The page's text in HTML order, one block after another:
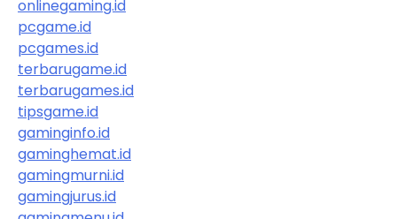
onlinegaming.id
pcgame.id
pcgames.id
terbarugame.id
terbarugames.id
tipsgame.id
gaminginfo.id
gaminghemat.id
gamingmurni.id
gamingjurus.id